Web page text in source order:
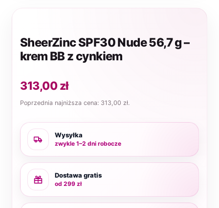
SheerZinc SPF30 Nude 56,7 g –
krem BB z cynkiem
313,00zł
Poprzednia najniższa cena: 313,00 zł.
Wysyłka
zwykle 1–2 dni robocze
Dostawa gratis
od 299 zł